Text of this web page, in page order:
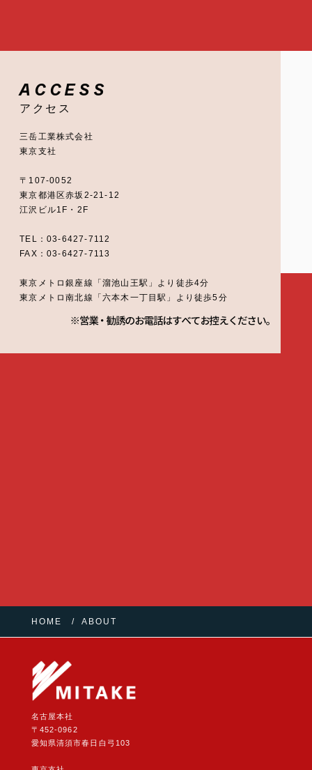
ACCESS
アクセス
三岳工業株式会社
東京支社
〒107-0052
東京都港区赤坂2-21-12
江沢ビル1F・2F
TEL：03-6427-7112
FAX：03-6427-7113
東京メトロ銀座線「溜池山王駅」より徒歩4分
東京メトロ南北線「六本木一丁目駅」より徒歩5分
HOME ABOUT
名古屋本社
〒452-0962
愛知県清須市春日白弓103